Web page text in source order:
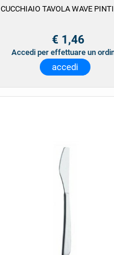
CUCCHIAIO TAVOLA WAVE
€ 1,46
Accedi per effettuare un
accedi